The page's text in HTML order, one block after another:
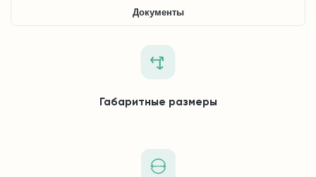
Документы
Габаритные размеры